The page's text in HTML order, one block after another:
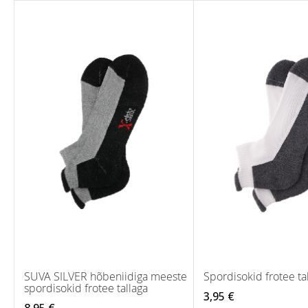
SUVA SILVER hõbeniidiga meeste
spordisokid frotee tallaga
Spordisokid frotee
3,95 €